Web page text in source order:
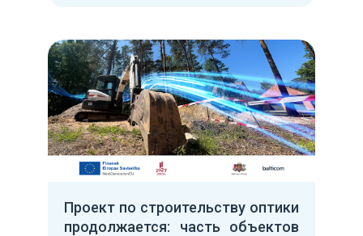
Проект по строительству оптики
продолжается: часть объектов